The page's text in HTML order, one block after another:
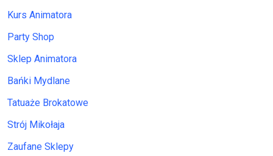
Kurs Animatora
Party Shop
Sklep Animatora
Bańki Mydlane
Tatuaże Brokatowe
Strój Mikołaja
Zaufane Sklepy